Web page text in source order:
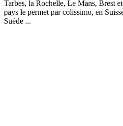
Tarbes, la Rochelle, Le Mans, Brest
pays le permet par colissimo, en
Suède ...